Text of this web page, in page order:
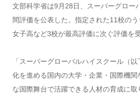
文部科学省は9月28日、スーパーグロー
間評価を公表した。指定された11校の
女子高など3校が最高評価に次ぐ評価を受
「スーパーグローバルハイスクール（
化を進める国内の大学・企業・国際機関
な国際舞台で活躍できる人材の育成に